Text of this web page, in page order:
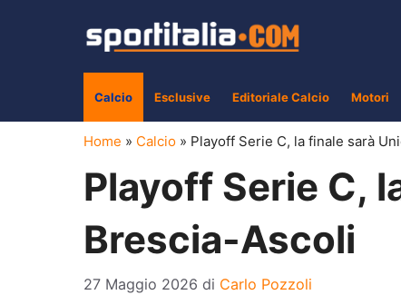
Calcio Esclusive Editoriale Calcio Motori
Home » Calcio » Playoff Serie C, la finale sarà
Playoff Serie C,
Brescia-Ascoli
27 Maggio 2026 di Carlo Pozzoli